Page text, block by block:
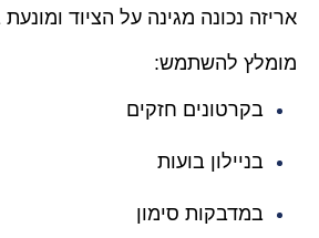
אריזה נכונה מגינה על הציוד
מומלץ להשתמש:
בקרטונים חזקים
בניילון בועות
במדבקות סימון